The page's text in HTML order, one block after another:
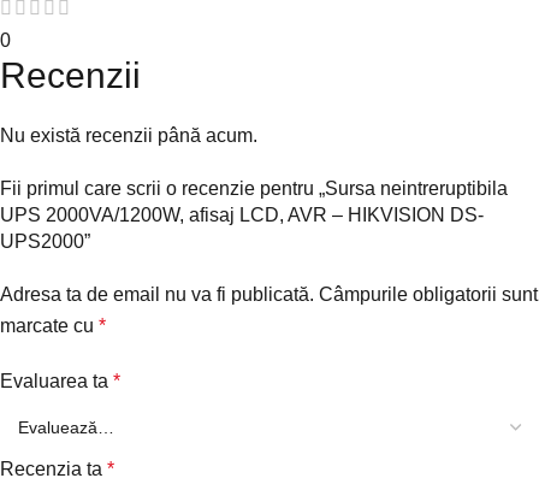
0
Recenzii
Nu există recenzii până acum.
Fii primul care scrii o recenzie pentru „Sursa neintreruptibila
UPS 2000VA/1200W, afisaj LCD, AVR – HIKVISION DS-
UPS2000”
Adresa ta de email nu va fi publicată. Câmpurile obligatorii sunt
marcate cu *
Evaluarea ta *
Recenzia ta *